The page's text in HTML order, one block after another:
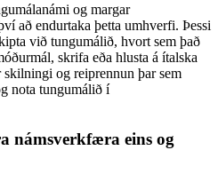
og margar
að endurtaka þetta umhverfi. Þessi
við tungumálið, hvort sem það
skrifa eða hlusta á ítalska
og reiprennun þar sem
nota tungumálið í
námsverkfæra eins og